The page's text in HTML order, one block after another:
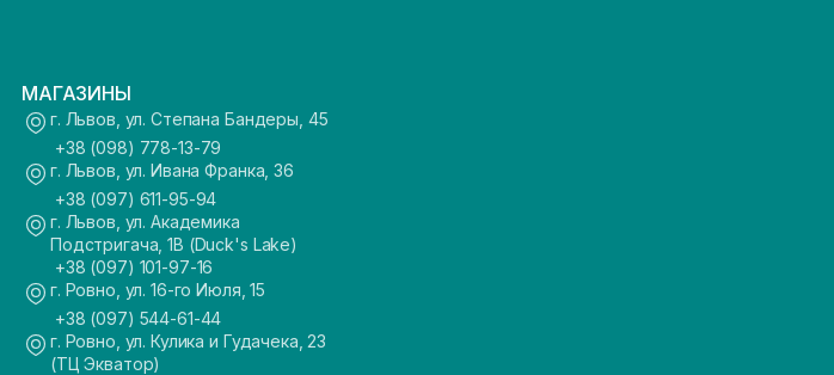
МАГАЗИНЫ
г. Львов, ул. Степана Бандеры, 45
+38 (098) 778-13-79
г. Львов, ул. Ивана Франка, 36
+38 (097) 611-95-94
г. Львов, ул. Академика
Подстригача, 1В (Duck's Lake)
+38 (097) 101-97-16
г. Ровно, ул. 16-го Июля, 15
+38 (097) 544-61-44
г. Ровно, ул. Кулика и Гудачека, 23
(ТЦ Экватор)